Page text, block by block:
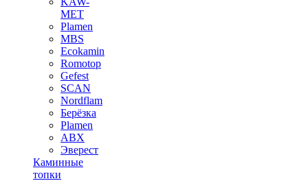
MET
Plamen
MBS
Ecokamin
Romotop
Gefest
SCAN
Nordflam
Берёзка
Plamen
ABX
Эверест
Каминные
топки